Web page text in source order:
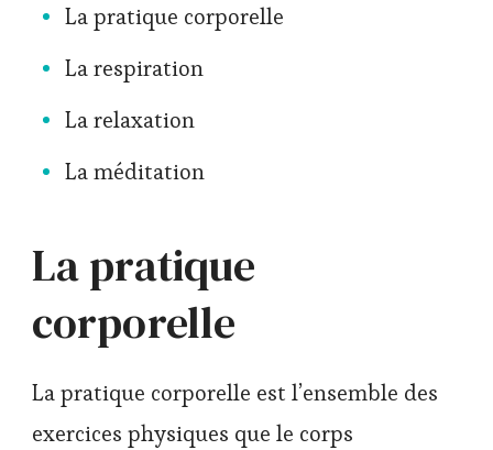
La pratique corporelle
La respiration
La relaxation
La méditation
La pratique
corporelle
La pratique corporelle est l’ensemble des
exercices physiques que le corps